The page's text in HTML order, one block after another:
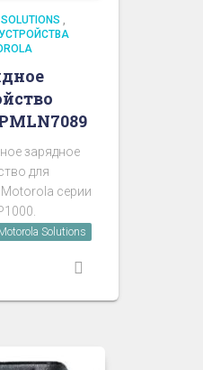
,
зарядное
для
серии
Solutions